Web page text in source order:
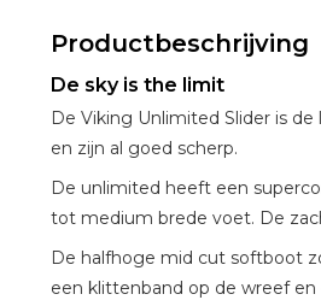
Productbeschrijving
De sky is the limit
De Viking Unlimited Slider is
en zijn al goed scherp.
De unlimited heeft een
tot medium brede voet. De
De halfhoge mid cut softboot
een klittenband op de wreef